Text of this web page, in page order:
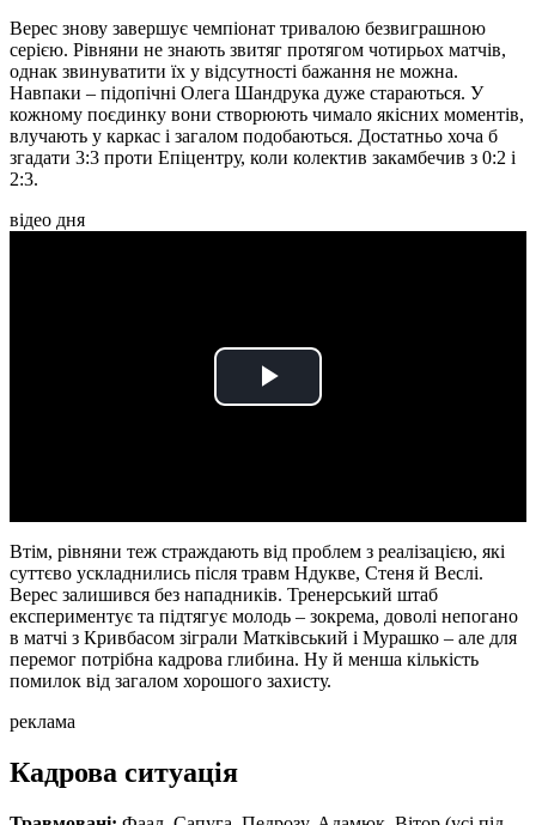
Верес знову завершує чемпіонат тривалою безвиграшною
серією. Рівняни не знають звитяг протягом чотирьох матчів,
однак звинуватити їх у відсутності бажання не можна.
Навпаки – підопічні Олега Шандрука дуже стараються. У
кожному поєдинку вони створюють чимало якісних моментів,
влучають у каркас і загалом подобаються. Достатньо хоча б
згадати 3:3 проти Епіцентру, коли колектив закамбечив з 0:2 і
2:3.
відео дня
Play
Втім, рівняни теж страждають від проблем з реалізацією, які
суттєво ускладнились після травм Ндукве, Стеня й Веслі.
Верес залишився без нападників. Тренерський штаб
експериментує та підтягує молодь – зокрема, доволі непогано
в матчі з Кривбасом зіграли Матківський і Мурашко – але для
перемог потрібна кадрова глибина. Ну й менша кількість
помилок від загалом хорошого захисту.
реклама
Кадрова ситуація